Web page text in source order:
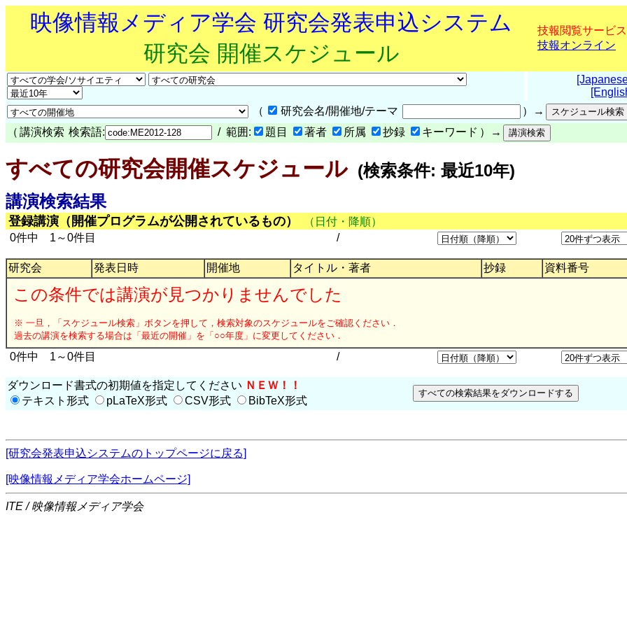
映像情報メディア学会 研究会発表申込システム
研究会 開催スケジュール
技報閲覧サービス
技報オンライン
（
研究会名/開催地/テーマ
）→
（ 講演検索 検索語: / 範囲: 題目 著者 所属 抄録 キーワード ）→
すべての研究会開催スケジュール(検索条件: 最近10年)
講演検索結果
登録講演（開催プログラムが公開されているもの）
（日付・降順）
0件中 1～0件目
/
研究会 発表日時 開催地 タイトル・著者 抄録 資料番号
この条件では講演が見つかりませんでした
※ 一旦，「スケジュール検索」ボタンを押して，検索対象のスケジュールをご確認ください．
過去の講演を検索する場合は「最近の開催」を「○○年度」に変更してください．
0件中 1～0件目 /
ダウンロード書式の初期値を指定してください ＮＥＷ！！
テキスト形式
pLaTeX形式 CSV形式 BibTeX形式
[研究会発表申込システムのトップページに戻る]
[映像情報メディア学会ホームページ]
ITE / 映像情報メディア学会